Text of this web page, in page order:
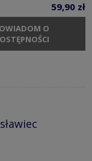
59,90 zł
O